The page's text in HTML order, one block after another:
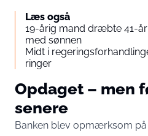
Læs også
19-årig mand dræbte 41-
med sønnen
Midt i
ringer
Opdaget – men
senere
Banken blev opmærksom